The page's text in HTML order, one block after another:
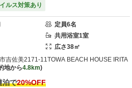
ルス対策あり
定員6名
共用浴室1室
広さ38㎡
吉佐美2171-11TOWA BEACH HOUSE IRITA
地から4.8km
泊で20%OFF